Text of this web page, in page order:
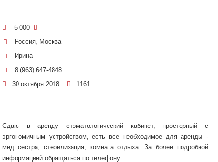
5 000
Россия, Москва
Ирина
8 (963) 647-4848
30 октября 2018
1161
Сдаю в аренду стоматологический кабинет, просторный с
эргономичным устройством, есть все необходимое для аренды -
мед сестра, стерилизация, комната отдыха. За более подробной
информацией обращаться по телефону.